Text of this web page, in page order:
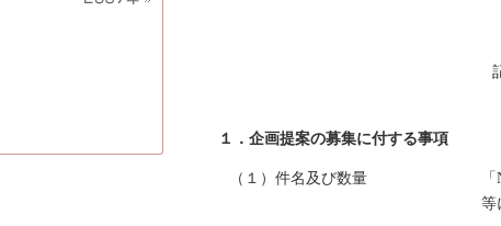
１．企画提案の募集に付する事項
（１）件名及び数量
等